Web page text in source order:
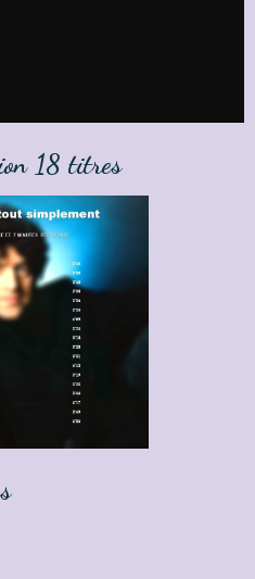
18 titres